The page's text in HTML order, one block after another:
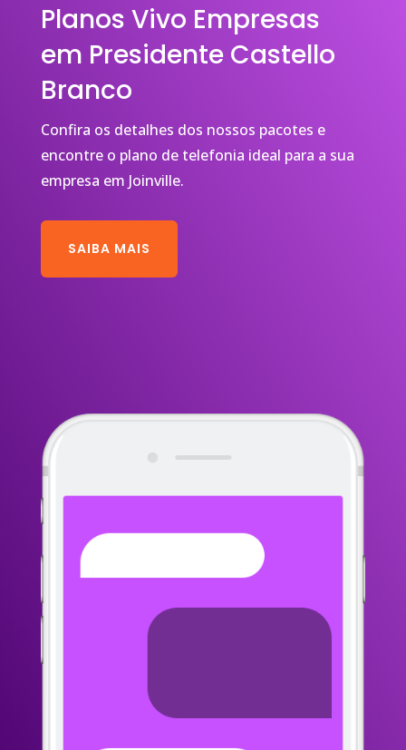
Planos Vivo Empresas
em Presidente Castello
Branco
Confira os detalhes dos nossos pacotes e
encontre o plano de telefonia ideal para a sua
empresa em Joinville.
SAIBA MAIS